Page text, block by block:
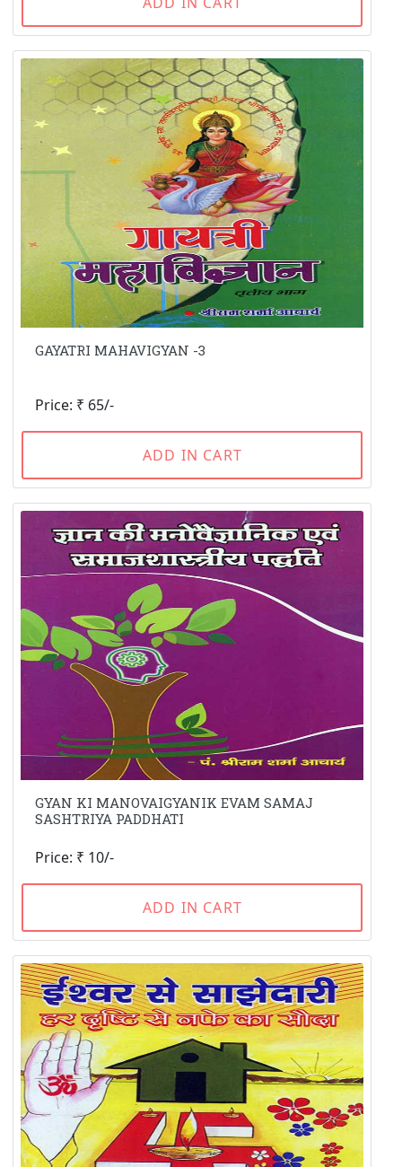
GAYATRI MAHAVIGYAN -3
Price: ₹ 65/-
ADD IN CART
GYAN KI MANOVAIGYANIK EVAM SAMAJ
SASHTRIYA PADDHATI
Price: ₹ 10/-
ADD IN CART